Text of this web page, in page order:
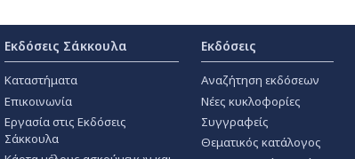
Εκδόσεις Σάκκουλα
Καταστήματα
Επικοινωνία
Εργασία στις Εκδόσεις
Σάκκουλα
Εκδόσεις
Αναζήτηση εκδόσεων
Νέες κυκλοφορίες
Συγγραφείς
Θεματικός κατάλογος